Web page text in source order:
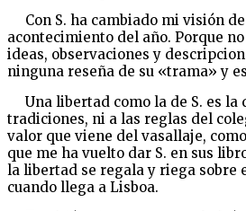
Con S. ha cambiado mi visión
acontecimiento del año. Porque
ideas, observaciones y
ninguna reseña de su «trama» y
Una libertad como la de S. es la
tradiciones, ni a las reglas del
valor que viene del vasallaje,
que me ha vuelto dar S. en sus
la libertad se regala y riega sobre
cuando llega a Lisboa.